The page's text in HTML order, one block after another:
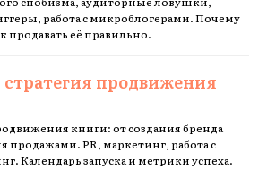
работа с микроблогерами. Почему
продавать её правильно.
продвижения
книги: от создания бренда
продажами. PR, маркетинг, работа с
Календарь запуска и метрики успеха.